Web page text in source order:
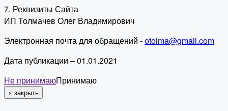
7. Реквизиты Сайта
ИП Толмачев Олег Владимирович
Электронная почта для обращений -otolma@gmail.com
Дата публикации – 01.01.2021
Не принимаюПринимаю
× закрыть